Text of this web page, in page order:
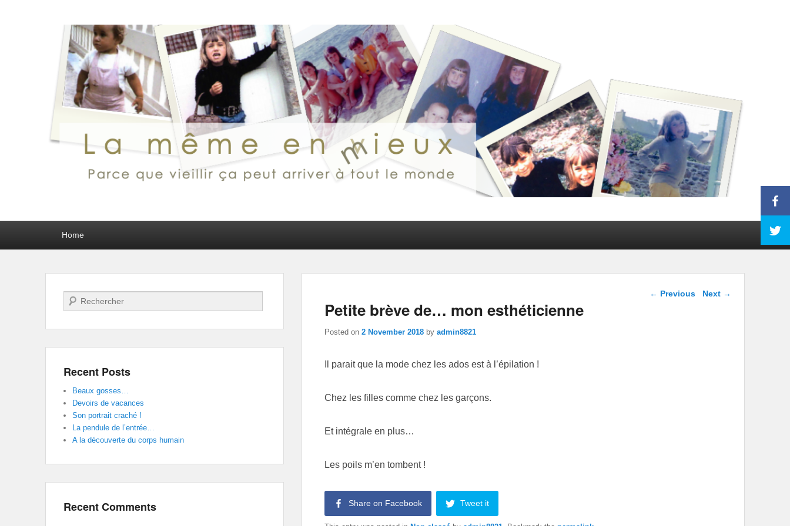
Home
Post navigation
← Previous Next →
Petite brève de… mon esthéticienne
Posted on 2 November 2018 by admin8821
Il parait que la mode chez les ados est à l’épilation !
Chez les filles comme chez les garçons.
Et intégrale en plus…
Les poils m’en tombent !
Share on Facebook Tweet it
Search
Recent Posts
Beaux gosses…
Devoirs de vacances
Son portrait craché !
La pendule de l’entrée…
A la découverte du corps humain
Recent Comments